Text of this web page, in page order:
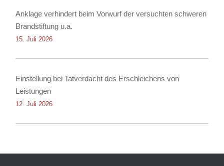
Anklage verhindert beim Vorwurf der versuchten schweren
Brandstiftung u.a.
15. Juli 2026
Einstellung bei Tatverdacht des Erschleichens von
Leistungen
12. Juli 2026